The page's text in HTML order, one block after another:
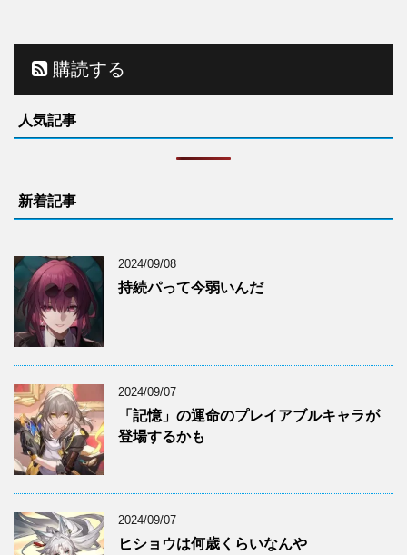
購読する
人気記事
新着記事
2024/09/08
持続パって今弱いんだ
2024/09/07
「記憶」の運命のプレイアブルキャラが
登場するかも
2024/09/07
ヒショウは何歳くらいなんや